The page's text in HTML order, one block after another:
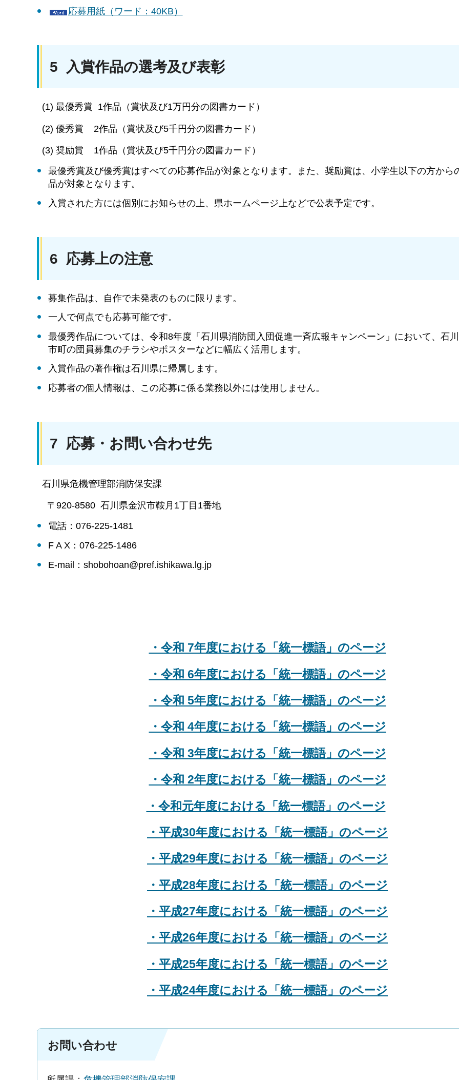
応募用紙（ワード：40KB）
5 入賞作品の選考及び表彰
(1) 最優秀賞 1作品（賞状及び1万円分の図書カード）
(2) 優秀賞 2作品（賞状及び5千円分の図書カード）
(3) 奨励賞 1作品（賞状及び5千円分の図書カード）
最優秀賞及び優秀賞はすべての応募作品が対象となります。また、奨励賞は、小学生以下の方から
品が対象となります。
入賞された方には個別にお知らせの上、県ホームページ上などで公表予定です。
6 応募上の注意
募集作品は、自作で未発表のものに限ります。
一人で何点でも応募可能です。
最優秀作品については、令和8年度「石川県消防団入団促進一斉広報キャンペーン」において、石
市町の団員募集のチラシやポスターなどに幅広く活用します。
入賞作品の著作権は石川県に帰属します。
応募者の個人情報は、この応募に係る業務以外には使用しません。
7 応募・お問い合わせ先
石川県危機管理部消防保安課
〒920-8580 石川県金沢市鞍月1丁目1番地
電話：076-225-1481
F A X：076-225-1486
E-mail：shobohoan@pref.ishikawa.lg.jp
・令和 7年度における「統一標語」のページ
・令和 6年度における「統一標語」のページ
・令和 5年度における「統一標語」のページ
・令和 4年度における「統一標語」のページ
・令和 3年度における「統一標語」のページ
・令和 2年度における「統一標語」のページ
・令和元年度における「統一標語」のページ
・平成30年度における「統一標語」のページ
・平成29年度における「統一標語」のページ
・平成28年度における「統一標語」のページ
・平成27年度における「統一標語」のページ
・平成26年度における「統一標語」のページ
・平成25年度における「統一標語」のページ
・平成24年度における「統一標語」のページ
お問い合わせ